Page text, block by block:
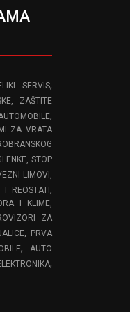
SERVIS,
ZAŠTITE
,
ZA VRATA
STOP
LIMOVI,
I REOSTATI,
I KLIME,
ZA
PRVA
,
AUTO
,